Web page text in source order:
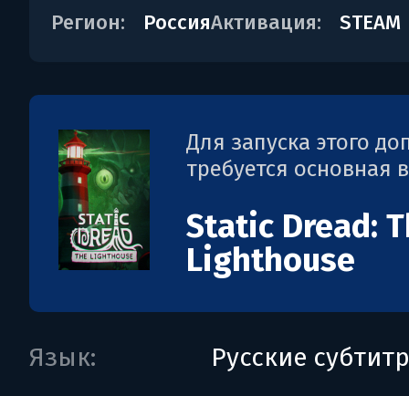
Регион: РоссияАктивация: STEAM
Для запуска этого
требуется основная
Static Dread:
Lighthouse
Язык:
Русские